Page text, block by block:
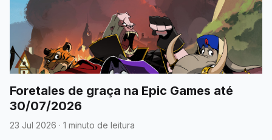
Foretales de graça na Epic Games até
30/07/2026
23 Jul 2026 · 1 minuto de leitura